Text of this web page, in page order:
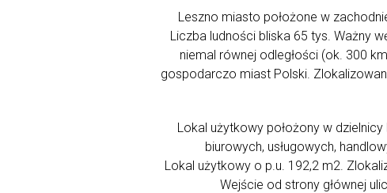
Leszno miasto położone w
Liczba ludności bliska 65 tys. Ważny
niemal równej odległości (ok. 300
gospodarczo miast Polski.
Lokal użytkowy położony w
biurowych, usługowych,
Lokal użytkowy o p.u. 192,2 m2.
Wejście od strony głównej